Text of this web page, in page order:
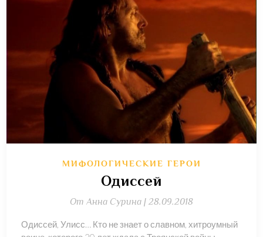
МИФОЛОГИЧЕСКИЕ ГЕРОИ
Одиссей
От Анна Сурина | 28.09.2018
Одиссей, Улисс… Кто не знает о славном, хитроумный